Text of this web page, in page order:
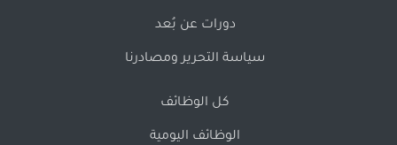
دورات عن بُعد
سياسة التحرير ومصادرنا
كل الوظائف
الوظائف اليومية